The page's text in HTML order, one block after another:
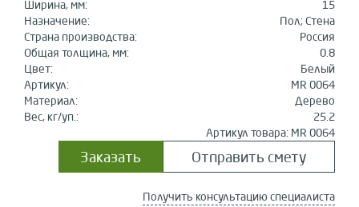
Ширина, мм:
15
Назначение:
Пол; Стена
Страна производства:
Россия
Общая толщина, мм:
0.8
Цвет:
Белый
Артикул:
MR 0064
Материал:
Дерево
Вес, кг/уп.:
25.2
Артикул товара: MR 0064
Отправить смету
Заказать
Получить консультацию специалиста